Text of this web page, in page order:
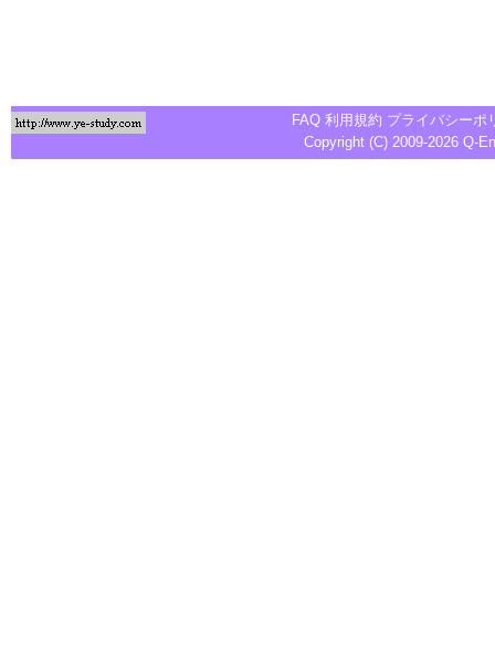
FAQ 利用規約 プライバシーポ
Copyright (C) 2009-2026 Q-